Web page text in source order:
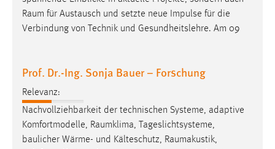
Prof. Dr.-Ing. Sonja Bauer – Forschung
Nachvollziehbarkeit der technischen Systeme, adaptive
Komfortmodelle,
Raumklima
, Tageslichtsysteme,
baulicher Wärme- und Kälteschutz,
Belüftung k) Digitalisierung: Smart City, Digital Twin,
Simul [...] Klimaresilienz, Thermografie von Städten,
Oberflächentemperaturen, Schwammstädte, Mikroklima
Cookie Laufzeit:
1 Jahr
Name:
staticfilecache
Zweck:
Für performante Seitenauslieferung wird in diesem Cookie
gespeichert, ob man eingeloggt ist.